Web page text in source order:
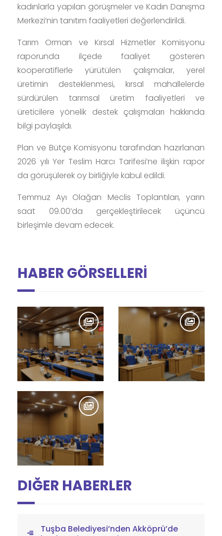
kadınlarla yapılan görüşmeler ve Kadın Danışma
Merkezi’nin tanıtım faaliyetleri değerlendirildi.
Tarım Orman ve Kırsal Hizmetler Komisyonu
raporunda ilçede faaliyet gösteren
kooperatiflerle yürütülen çalışmalar, yerel
üretimin desteklenmesi, kırsal mahallelerde
sürdürülen tarımsal üretim faaliyetleri ve
üreticilere yönelik destek çalışmaları hakkında
bilgi paylaşıldı.
Plan ve Bütçe Komisyonu tarafından hazırlanan
2026 yılı Yer Teslim Harcı Tarifesi’ne ilişkin rapor
da görüşülerek oy birliğiyle kabul edildi.
Temmuz Ayı Olağan Meclis Toplantıları, yarın
saat 09.00’da gerçekleştirilecek üçüncü
birleşimle devam edecek.
HABER GÖRSELLERİ
DIĞER HABERLER
Tuşba Belediyesi’nden Akköprü’de